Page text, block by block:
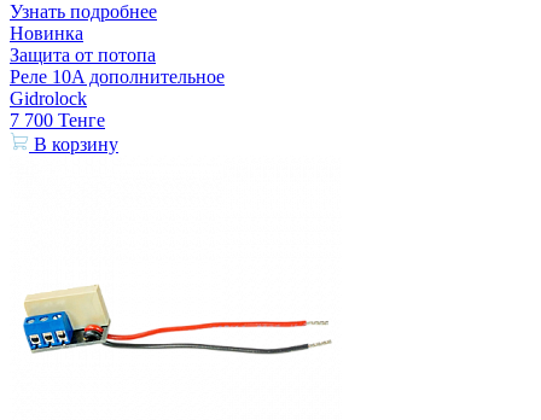
Узнать подробнее
Новинка
Защита от потопа
Реле 10A дополнительное
Gidrolock
7 700 Тенге
В корзину